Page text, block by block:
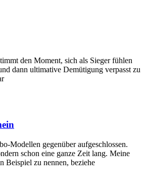
den Moment, sich als Sieger fühlen
dann ultimative Demütigung verpasst zu
Modellen gegenüber aufgeschlossen.
schon eine ganze Zeit lang. Meine
Beispiel zu nennen, beziehe